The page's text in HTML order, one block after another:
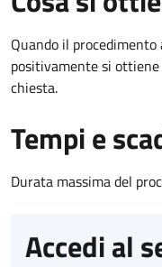
Quando il
positivamente si
chiesta.
Tempi e
Durata massima del
Accedi al